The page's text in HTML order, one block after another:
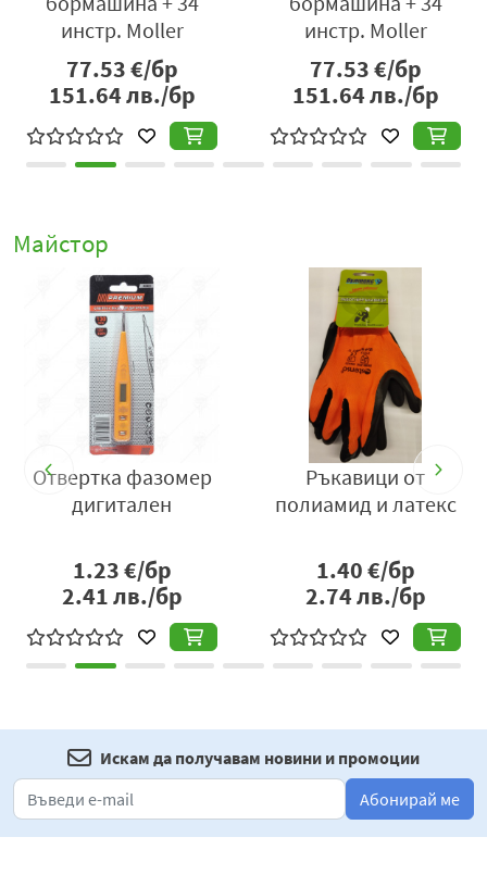
бр
инстр. Moller
77.53
151.64
инстр.
77.53
151.64
Майстор
Отвертка фазомер
дигитален
1.23€/бр
2.41лв./бр
Ръкавици от
полиамид и латекс
1.40€/бр
2.74лв./бр
Искам да получавам новини и промоции
Абонирай ме